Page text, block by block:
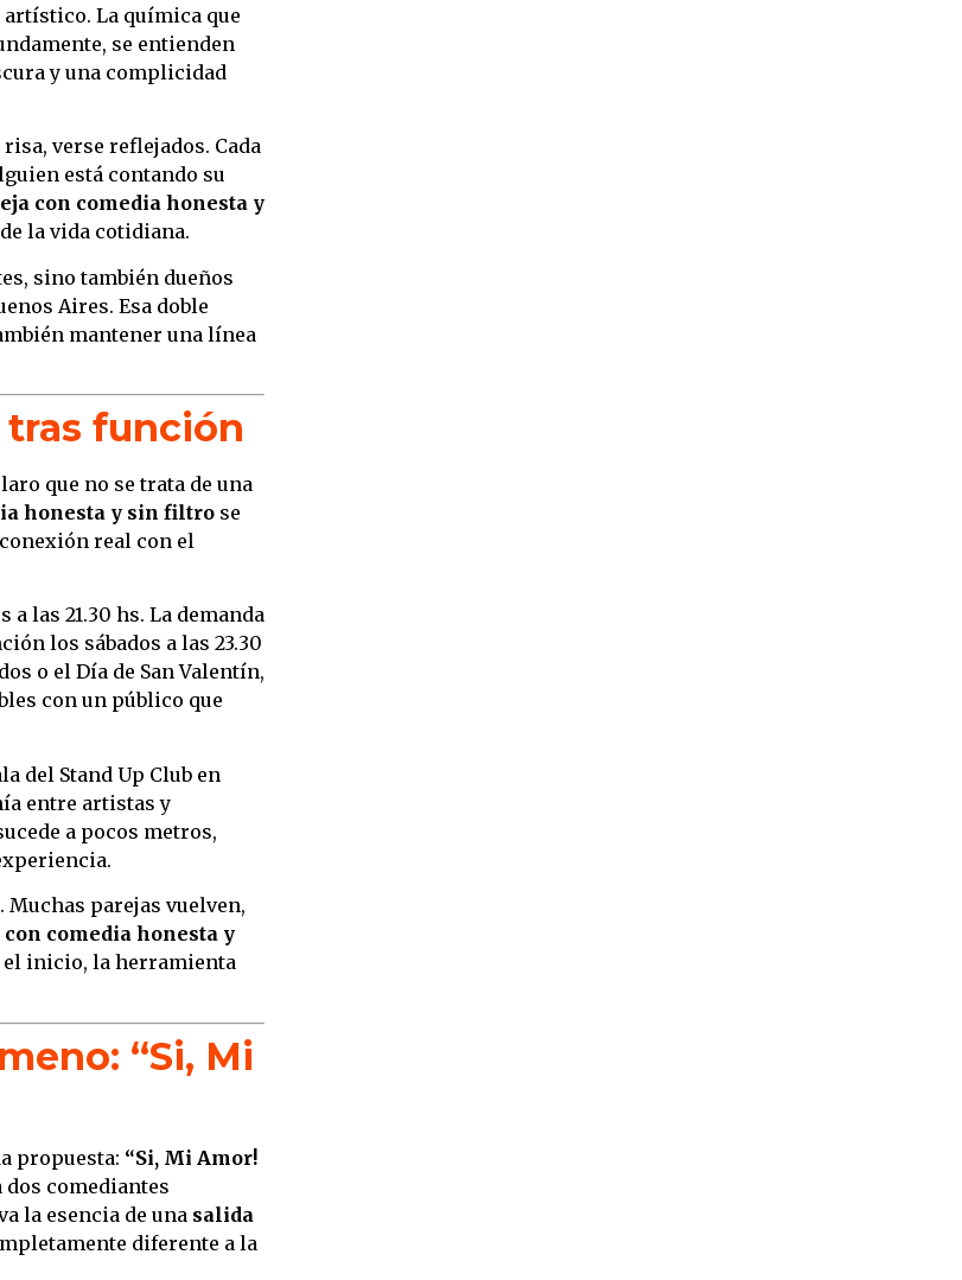
La química que
se entienden
y una complicidad
verse reflejados. Cada
está contando su
con comedia honesta y
la vida cotidiana.
sino también dueños
Aires. Esa doble
mantener una línea
función
que no se trata de una
honesta y sin filtro se
real con el
las 21.30 hs. La demanda
los sábados a las 23.30
o el Día de San Valentín,
con un público que
del Stand Up Club en
entre artistas y
a pocos metros,
parejas vuelven,
comedia honesta y
el inicio, la herramienta
“Si, Mi
propuesta: “Si, Mi Amor!
comediantes
la esencia de una salida
diferente a la